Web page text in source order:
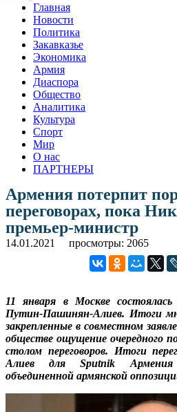
Главная
Новости
Политика
Закавказье
Экономика
Армия
Диаспора
Общество
Аналитика
Культура
Спорт
Мир
О нас
ПАРТНЕРЫ
Армения потерпит
переговорах, пока
премьер-министр
14.01.2021 просмотры: 2065
11 января в Москве
Путин-Пашинян-Алиев. Итоги
закрепленные в совместном
обществе ощущение очередного
столом переговоров. Итоги
Алиев для Sputnik Армения
объединенной армянской